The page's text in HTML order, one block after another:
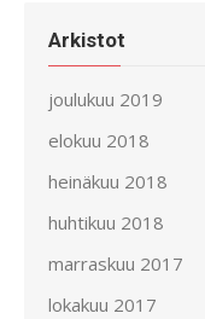
Arkistot
joulukuu 2019
elokuu 2018
heinäkuu 2018
huhtikuu 2018
marraskuu 2017
lokakuu 2017